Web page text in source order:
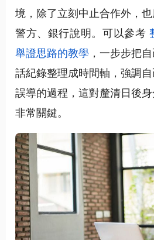
境，除了立刻中止合作外，
警方、銀行說明。可以參考
舉證思路的教學 ，一步步把
話紀錄整理成時間軸，強調
誤導的過程，這對釐清日後
非常關鍵。